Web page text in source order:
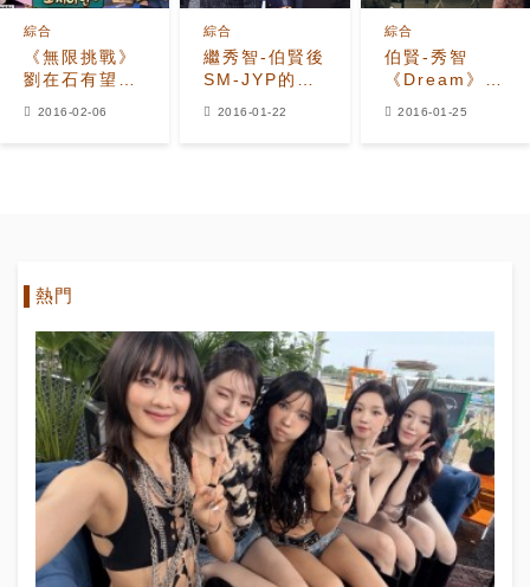
《無限挑戰》
劉在石有望與
EXO合作伯
綜合
2016-02-06
繼秀智-伯賢後
SM-JYP的二
次合作SUHO
綜合
2016-01-22
伯賢-秀智
《Dream》2
周連續一位五
綜合
2016-01-25
熱門